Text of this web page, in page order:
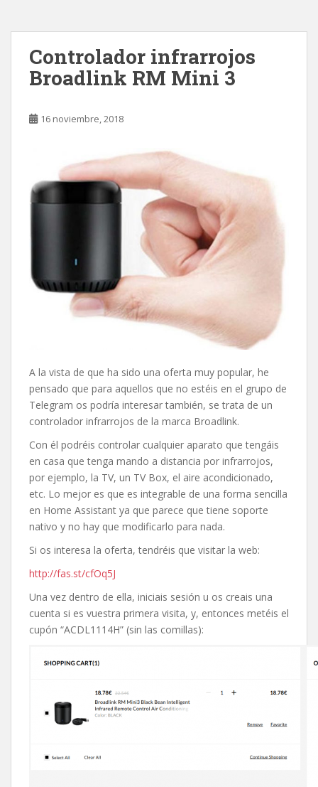
Controlador infrarrojos
Broadlink RM Mini 3
16 noviembre, 2018
A la vista de que ha sido una oferta muy popular, he
pensado que para aquellos que no estéis en el grupo de
Telegram os podría interesar también, se trata de un
controlador infrarrojos de la marca Broadlink.
Con él podréis controlar cualquier aparato que tengáis
en casa que tenga mando a distancia por infrarrojos,
por ejemplo, la TV, un TV Box, el aire acondicionado,
etc. Lo mejor es que es integrable de una forma sencilla
en Home Assistant ya que parece que tiene soporte
nativo y no hay que modificarlo para nada.
Si os interesa la oferta, tendréis que visitar la web:
http://fas.st/cfOq5J
Una vez dentro de ella, iniciais sesión u os creais una
cuenta si es vuestra primera visita, y, entonces metéis el
cupón “ACDL1114H” (sin las comillas):